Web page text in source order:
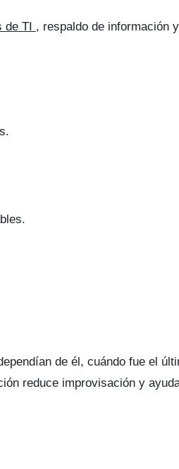
TI , respaldo de información
de él, cuándo fue el
reduce improvisación y